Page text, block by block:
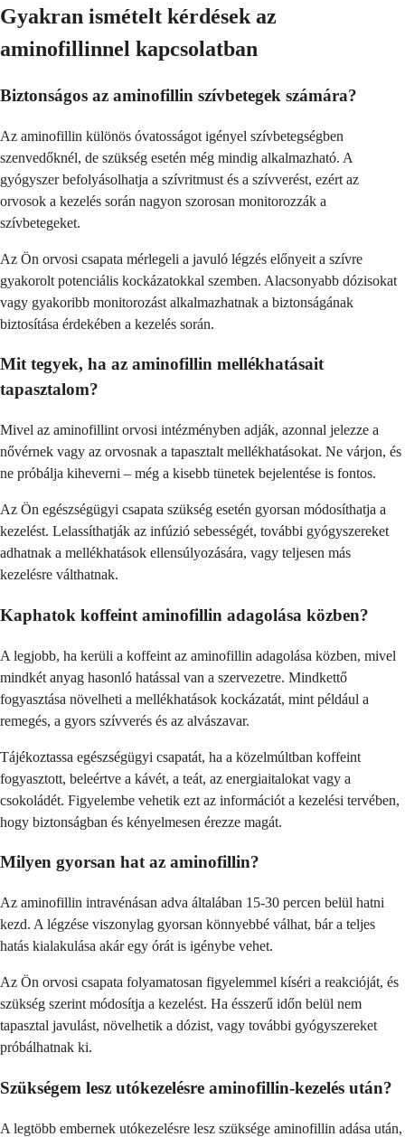
Gyakran ismételt kérdések az
aminofillinnel kapcsolatban
Biztonságos az aminofillin szívbetegek számára?
Az aminofillin különös óvatosságot igényel szívbetegségben
szenvedőknél, de szükség esetén még mindig alkalmazható. A
gyógyszer befolyásolhatja a szívritmust és a szívverést, ezért az
orvosok a kezelés során nagyon szorosan monitorozzák a
szívbetegeket.
Az Ön orvosi csapata mérlegeli a javuló légzés előnyeit a szívre
gyakorolt potenciális kockázatokkal szemben. Alacsonyabb dózisokat
vagy gyakoribb monitorozást alkalmazhatnak a biztonságának
biztosítása érdekében a kezelés során.
Mit tegyek, ha az aminofillin mellékhatásait
tapasztalom?
Mivel az aminofillint orvosi intézményben adják, azonnal jelezze a
nővérnek vagy az orvosnak a tapasztalt mellékhatásokat. Ne várjon, és
ne próbálja kiheverni – még a kisebb tünetek bejelentése is fontos.
Az Ön egészségügyi csapata szükség esetén gyorsan módosíthatja a
kezelést. Lelassíthatják az infúzió sebességét, további gyógyszereket
adhatnak a mellékhatások ellensúlyozására, vagy teljesen más
kezelésre válthatnak.
Kaphatok koffeint aminofillin adagolása közben?
A legjobb, ha kerüli a koffeint az aminofillin adagolása közben, mivel
mindkét anyag hasonló hatással van a szervezetre. Mindkettő
fogyasztása növelheti a mellékhatások kockázatát, mint például a
remegés, a gyors szívverés és az alvászavar.
Tájékoztassa egészségügyi csapatát, ha a közelmúltban koffeint
fogyasztott, beleértve a kávét, a teát, az energiaitalokat vagy a
csokoládét. Figyelembe vehetik ezt az információt a kezelési tervében,
hogy biztonságban és kényelmesen érezze magát.
Milyen gyorsan hat az aminofillin?
Az aminofillin intravénásan adva általában 15-30 percen belül hatni
kezd. A légzése viszonylag gyorsan könnyebbé válhat, bár a teljes
hatás kialakulása akár egy órát is igénybe vehet.
Az Ön orvosi csapata folyamatosan figyelemmel kíséri a reakcióját, és
szükség szerint módosítja a kezelést. Ha ésszerű időn belül nem
tapasztal javulást, növelhetik a dózist, vagy további gyógyszereket
próbálhatnak ki.
Szükségem lesz utókezelésre aminofillin-kezelés után?
A legtöbb embernek utókezelésre lesz szüksége aminofillin adása után,